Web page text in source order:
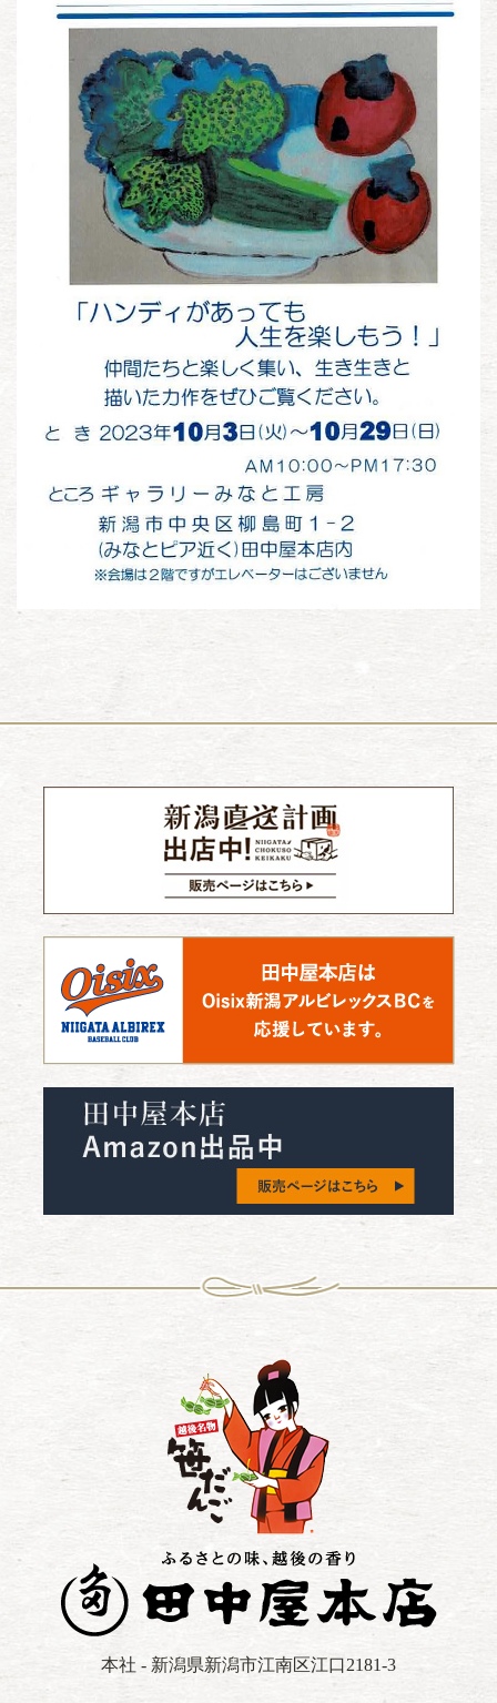
本社 - 新潟県新潟市江南区江口2181-3